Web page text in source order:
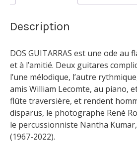
Description
DOS GUITARRAS est une ode au
et à l’amitié. Deux guitares
l’une mélodique, l’autre
amis William Lecomte, au piano,
flûte traversière, et rendent
disparus, le photographe René
le percussionniste Nantha
(1967-2022).